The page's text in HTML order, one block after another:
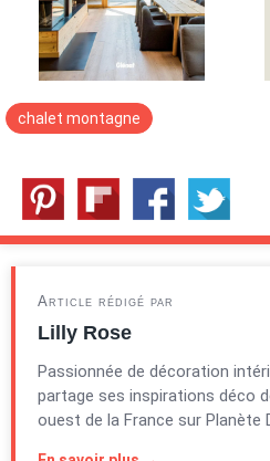
chalet montagne
Article rédigé par
Lilly Rose
Passionnée de décoration
partage ses inspirations déco
ouest de la France sur Planète